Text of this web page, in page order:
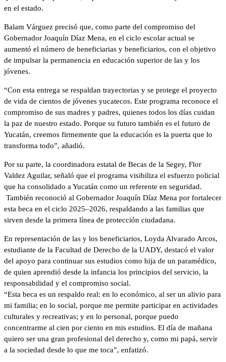
en el estado.
Balam Várguez precisó que, como parte del compromiso del
Gobernador Joaquín Díaz Mena, en el ciclo escolar actual se
aumentó el número de beneficiarias y beneficiarios, con el objetivo
de impulsar la permanencia en educación superior de las y los
jóvenes.
“Con esta entrega se respaldan trayectorias y se protege el proyecto
de vida de cientos de jóvenes yucatecos. Este programa reconoce el
compromiso de sus madres y padres, quienes todos los días cuidan
la paz de nuestro estado. Porque su futuro también es el futuro de
Yucatán, creemos firmemente que la educación es la puerta que lo
transforma todo”, añadió.
Por su parte, la coordinadora estatal de Becas de la Segey, Flor
Valdez Aguilar, señaló que el programa visibiliza el esfuerzo policial
que ha consolidado a Yucatán como un referente en seguridad.
También reconoció al Gobernador Joaquín Díaz Mena por fortalecer
esta beca en el ciclo 2025–2026, respaldando a las familias que
sirven desde la primera línea de protección ciudadana.
En representación de las y los beneficiarios, Loyda Alvarado Arcos,
estudiante de la Facultad de Derecho de la UADY, destacó el valor
del apoyo para continuar sus estudios como hija de un paramédico,
de quien aprendió desde la infancia los principios del servicio, la
responsabilidad y el compromiso social.
“Esta beca es un respaldo real: en lo económico, al ser un alivio para
mi familia; en lo social, porque me permite participar en actividades
culturales y recreativas; y en lo personal, porque puedo
concentrarme al cien por ciento en mis estudios. El día de mañana
quiero ser una gran profesional del derecho y, como mi papá, servir
a la sociedad desde lo que me toca”, enfatizó.